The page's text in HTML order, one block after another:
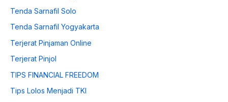
Tenda Sarnafil Solo
Tenda Sarnafil Yogyakarta
Terjerat Pinjaman Online
Terjerat Pinjol
TIPS FINANCIAL FREEDOM
Tips Lolos Menjadi TKI